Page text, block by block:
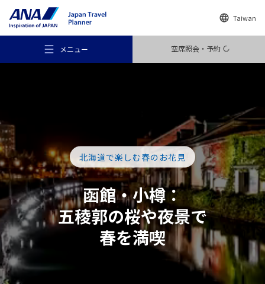
Taiwan
メニュー 空席照会・予約
おすすめの旅
旅のアイデア
行き先
旅のお役立ち情報
北海道で楽しむ春のお花見
函館・小樽：
五稜郭の桜や夜景で
春を満喫